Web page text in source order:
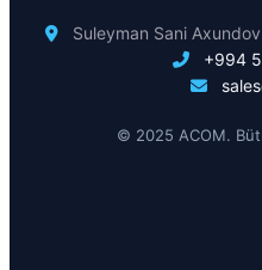
Suleyman Sani
+994
© 2025 ACOM.